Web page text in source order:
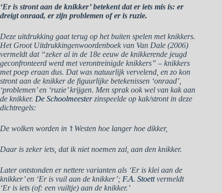
‘Er is stront aan de knikker’ betekent dat er iets mis is: er
dreigt onraad, er zijn problemen of er is ruzie.
Deze uitdrukking gaat terug op het buiten spelen met knikkers.
Het Groot Uitdrukkingenwoordenboek van Van Dale (2006)
vermeldt dat “zeker al in de 18e eeuw de knikkerende jeugd
geconfronteerd werd met verontreinigde knikkers” – knikkers
met poep eraan dus. Dat was natuurlijk vervelend, en zo kon
stront aan de knikker de figuurlijke betekenissen ‘onraad’,
‘problemen’ en ‘ruzie’ krijgen. Men sprak ook wel van kak aan
de knikker. De Schoolmeesterzinspeelde op kak/stront in deze
dichtregels:
De wolken worden in ’t Westen hoe langer hoe dikker,
Daar is zeker iets, dat ik niet noemen zal, aan den knikker.
Later ontstonden er nettere varianten als ‘Er is klei aan de
knikker’ en ‘Er is vuil aan de knikker’; F.A. Stoettvermeldt
‘Er is iets (of: een vuiltje) aan de knikker.’